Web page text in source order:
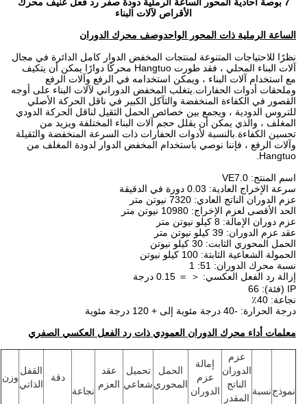
الأقراص لآلات البناء
الساعة الرملية ذات المحور الواحدوصف محرك الدوران
نظرًا للاحتياجات المتنوعة لمنتجات المخفض الدوار كامل الدائرة في مجال
آلات البناء المحلي ، فقد طورت Hangtuo محركًا دوارًا يمكن أن يتكيف
مع استخدام آلات البناء ، ويمكن استخدامه في الرفع وآلات الرفع
وملحقات أدوات الحفارات.يتغلب المخفض الدوراني لآلات البناء على أوجه
القصور في الكفاءة المنخفضة والتآكل الكبير في ناقل الحركة الأصلي
للتروس الدودية ، ويجمع بين خصائص الحمل الثقيل لناقل الحركة الدودي
المغلف ، والذي يمكن أن يقلل حجم آلات البناء المختلفة ويزيد من
تحسين الكفاءة.بالنسبة لأدوات الحفارات ذات السرعة المنخفضة والثقيلة
وآلات الرفع ، فإننا نوصي باستخدام المخفض الدوار لدودة المغلف من
Hangtuo.
اسم المنتج: VE7.0
سرعة الإخراج العادية: 0.03 دورة في الدقيقة
عزم الدوران الناتج العادي: 7320 نيوتن متر
الحد الأقصى لعزم الإخراج: 10980 نيوتن متر
عزم دوران الإمالة: 8 كيلو نيوتن متر
عقد عزم الدوران: 39 كيلو نيوتن متر
الحمل المحوري الثابت: 30 كيلو نيوتن
الحمولة الشعاعية الثابتة: 100 كيلو نيوتن
نسبة محرك الدوران: 51: 1
إزالة رد الفعل العكسي: ＜ ＝ 0.15 درجة
IP (فئة): 66
نجاعة: 40٪
درجة الحرارة: -40 درجة مئوية إلى + 120 درجة مئوية
معلمات أداء محرك الدوران العمودي ذات رد الفعل العكسي الصفري
نموذجنسبة
عزم
الدوران
الناتج
المقدر
إمالة
عزم
الدوران
الحمل
المحوري
تحميل
شعاعي
عقد
العزم
نجاعة
دقة
القفل
الذاتي
وزن